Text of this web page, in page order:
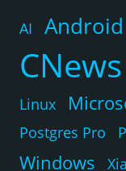
AI Android
Linux
Postgres Pro
Windows